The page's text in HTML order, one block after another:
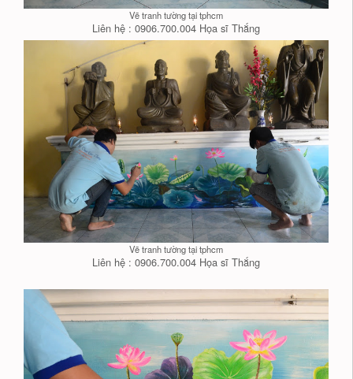
Vẽ tranh tường tại tphcm
Liên hệ : 0906.700.004 Họa sĩ Thắng
Vẽ tranh tường tại tphcm
Liên hệ : 0906.700.004 Họa sĩ Thắng